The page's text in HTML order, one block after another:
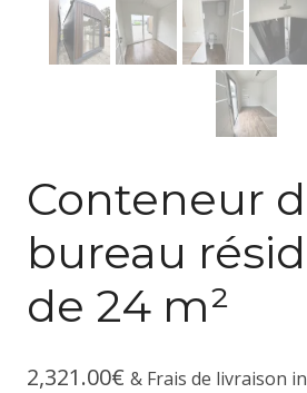
Conteneur
bureau
de 24 m²
2,321.00€ & Frais de livraison